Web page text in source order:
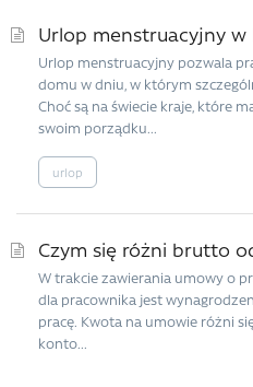
Urlop menstruacyjny w
Urlop menstruacyjny pozwala
domu w dniu, w którym
Choć są na świecie kraje, które
swoim porządku...
urlop
Czym się różni brutto
W trakcie zawierania umowy o
dla pracownika jest
pracę. Kwota na umowie różni
konto...